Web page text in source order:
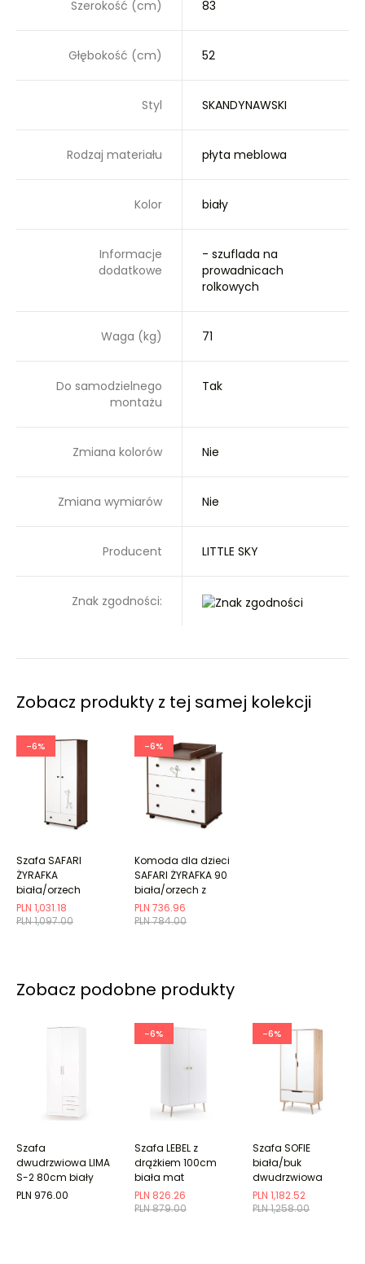
Szerokość (cm) 83
Głębokość (cm) 52
Styl SKANDYNAWSKI
Rodzaj materiału płyta meblowa
Kolor biały
Informacje
dodatkowe
- szuflada na
prowadnicach
rolkowych
Waga (kg) 71
Do samodzielnego
montażu
Tak
Zmiana kolorów Nie
Zmiana wymiarów Nie
Producent LITTLE SKY
Znak zgodności:
Zobacz produkty z tej samej kolekcji
-6%
PLN 1,097.00
PLN 1,031.18
Szafa SAFARI
ŻYRAFKA
biała/orzech
-6%
PLN 784.00
PLN 736.96
Komoda dla dzieci
SAFARI ŻYRAFKA 90
biała/orzech z
przewijakiem
Zobacz podobne produkty
PLN 976.00
Szafa
dwudrzwiowa LIMA
S-2 80cm biały
połysk
-6%
PLN 879.00
PLN 826.26
Szafa LEBEL z
drążkiem 100cm
biała mat
-6%
PLN 1,258.00
PLN 1,182.52
Szafa SOFIE
biała/buk
dwudrzwiowa